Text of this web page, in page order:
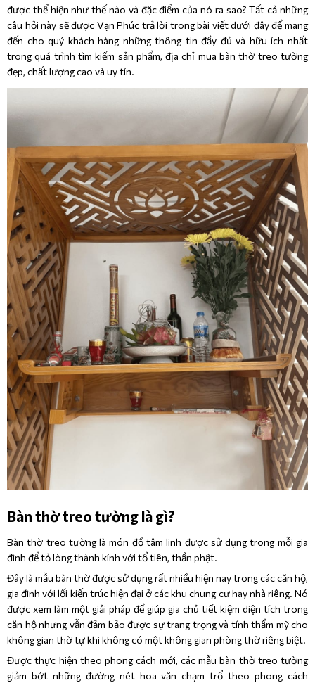
được thể hiện như thế nào và đặc điểm của nó ra sao? Tất cả những
câu hỏi này sẽ được Vạn Phúc trả lời trong bài viết dưới đây để mang
đến cho quý khách hàng những thông tin đầy đủ và hữu ích nhất
trong quá trình tìm kiếm sản phẩm, địa chỉ mua bàn thờ treo tường
đẹp, chất lượng cao và uy tín.
Bàn thờ treo tường là gì?
Bàn thờ treo tường là món đồ tâm linh được sử dụng trong mỗi gia
đình để tỏ lòng thành kính với tổ tiên, thần phật.
Đây là mẫu bàn thờ được sử dụng rất nhiều hiện nay trong các căn hộ,
gia đình với lối kiến trúc hiện đại ở các khu chung cư hay nhà riêng. Nó
được xem làm một giải pháp để giúp gia chủ tiết kiệm diện tích trong
căn hộ nhưng vẫn đảm bảo được sự trang trọng và tính thẩm mỹ cho
không gian thờ tự khi không có một không gian phòng thờ riêng biệt.
Được thực hiện theo phong cách mới, các mẫu bàn thờ treo tường
giảm bớt những đường nét hoa văn chạm trổ theo phong cách